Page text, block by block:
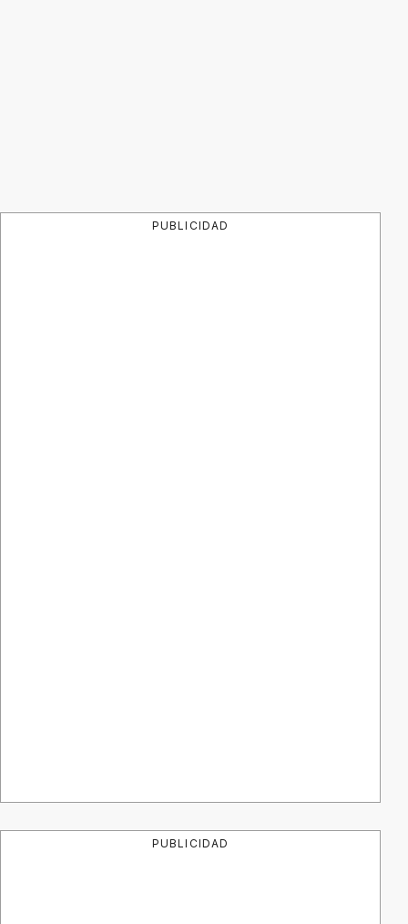
PUBLICIDAD
PUBLICIDAD